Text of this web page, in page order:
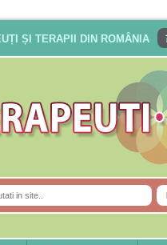
ȘI TERAPII DIN ROMÂNIA